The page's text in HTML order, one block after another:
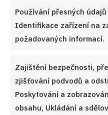
Používání přesných
Identifikace zařízení na
požadovaných informací.
Zajištění bezpečnosti,
zjišťování podvodů a
Poskytování a
obsahu, Ukládání a
Kontaktujte nás
Zásady ochrany osobních
Zásady cookies